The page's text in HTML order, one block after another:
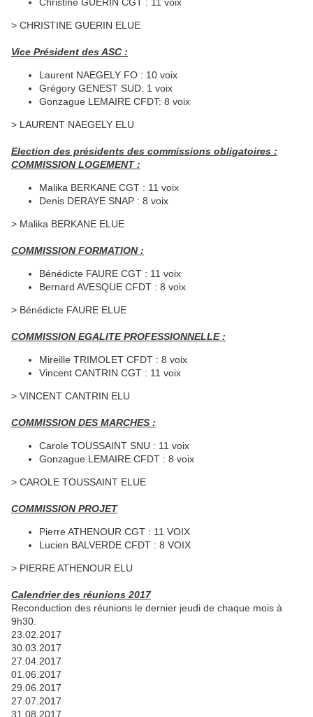
> CHRISTINE GUERIN ELUE
Vice Président des ASC :
Laurent NAEGELY FO : 10 voix
Grégory GENEST SUD: 1 voix
Gonzague LEMAIRE CFDT: 8 voix
> LAURENT NAEGELY ELU
Election des présidents des commissions obligatoires :
COMMISSION LOGEMENT :
Malika BERKANE CGT : 11 voix
Denis DERAYE SNAP : 8 voix
> Malika BERKANE ELUE
COMMISSION FORMATION :
Bénédicte FAURE CGT : 11 voix
Bernard AVESQUE CFDT : 8 voix
> Bénédicte FAURE ELUE
COMMISSION EGALITE PROFESSIONNELLE :
Mireille TRIMOLET CFDT : 8 voix
Vincent CANTRIN CGT : 11 voix
> VINCENT CANTRIN ELU
COMMISSION DES MARCHES :
Carole TOUSSAINT SNU : 11 voix
Gonzague LEMAIRE CFDT : 8 voix
> CAROLE TOUSSAINT ELUE
COMMISSION PROJET
Pierre ATHENOUR CGT : 11 VOIX
Lucien BALVERDE CFDT : 8 VOIX
> PIERRE ATHENOUR ELU
Calendrier des réunions 2017
Reconduction des réunions le dernier jeudi de chaque mois à
9h30.
23.02.2017
30.03.2017
27.04.2017
01.06.2017
29.06.2017
27.07.2017
31.08.2017